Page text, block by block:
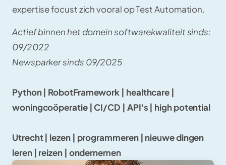
expertise focust zich vooral op Test Automation.
Actief binnen het domein softwarekwaliteit sinds:
09/2022
Newsparker sinds 09/2025
Python | RobotFramework | healthcare |
woningcoöperatie | CI/CD | API's | high potential
Utrecht | lezen | programmeren | nieuwe dingen
leren | reizen | ondernemen